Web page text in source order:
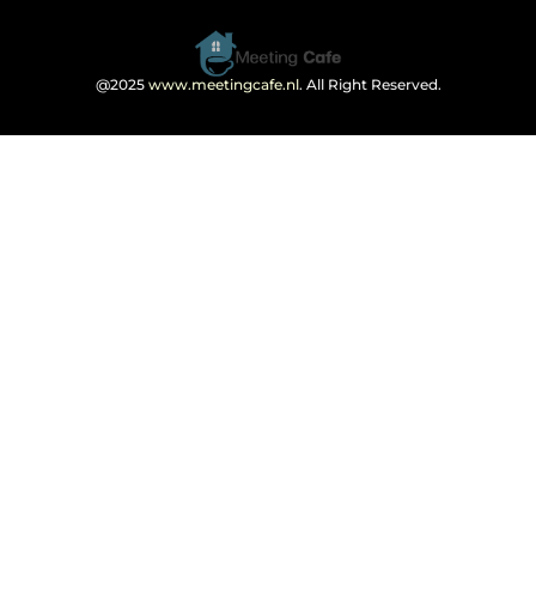
@2025 www.meetingcafe.nl. All Right Reserved.